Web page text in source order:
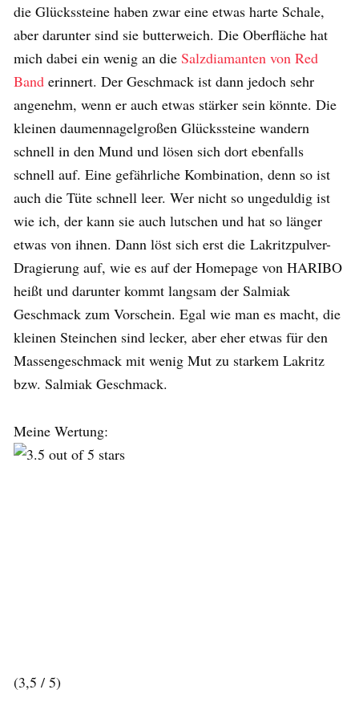
die Glückssteine haben zwar eine etwas harte Schale,
aber darunter sind sie butterweich. Die Oberfläche hat
mich dabei ein wenig an die Salzdiamanten von Red
Band erinnert. Der Geschmack ist dann jedoch sehr
angenehm, wenn er auch etwas stärker sein könnte. Die
kleinen daumennagelgroßen Glückssteine wandern
schnell in den Mund und lösen sich dort ebenfalls
schnell auf. Eine gefährliche Kombination, denn so ist
auch die Tüte schnell leer. Wer nicht so ungeduldig ist
wie ich, der kann sie auch lutschen und hat so länger
etwas von ihnen. Dann löst sich erst die Lakritzpulver-
Dragierung auf, wie es auf der Homepage von HARIBO
heißt und darunter kommt langsam der Salmiak
Geschmack zum Vorschein. Egal wie man es macht, die
kleinen Steinchen sind lecker, aber eher etwas für den
Massengeschmack mit wenig Mut zu starkem Lakritz
bzw. Salmiak Geschmack.
Meine Wertung:
(3,5 / 5)